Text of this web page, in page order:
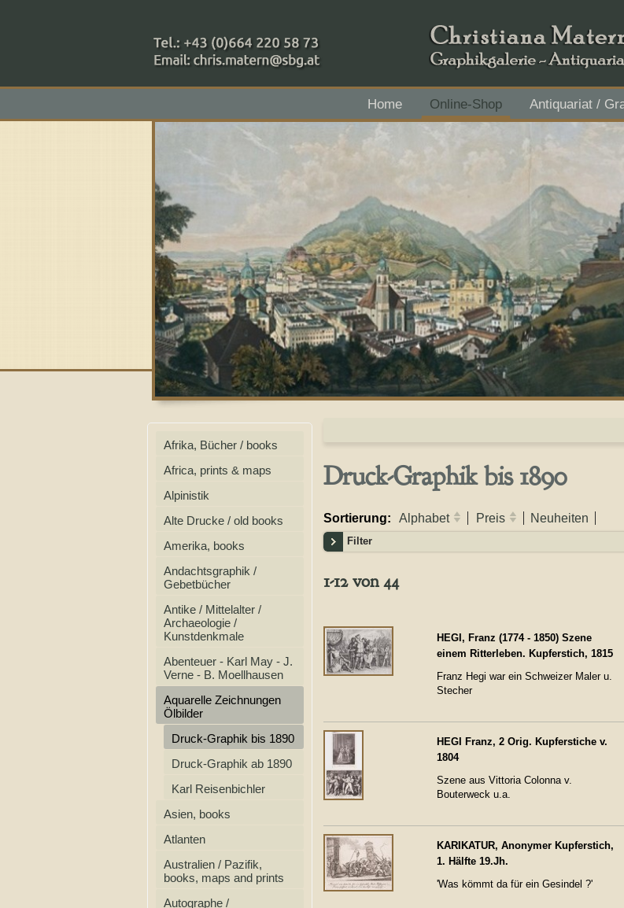
+43 (0)664 220 58 73
Home Online-Shop
Antiquariat /
Zahlungsmethoden: RAIBA - Flachgau Mitte - IBAN AT43 3501 5000 2611
Afrika, Bücher / books
Africa, prints & maps
Alpinistik
Alte Drucke / old books
Amerika, books
Andachtsgraphik /
Gebetbücher
Antike / Mittelalter /
Archaeologie /
Kunstdenkmale
Abenteuer - Karl May - J.
Verne - B. Moellhausen
Aquarelle Zeichnungen
Ölbilder
Druck-Graphik bis 1890
Druck-Graphik ab 1890
Karl Reisenbichler
Asien, books
Atlanten
Australien / Pazifik,
books, maps and prints
Autographe /
Druck-Graphik bis 1890
Sortierung: Alphabet Preis Neuheiten
Filter
1-12 von 44
HEGI, Franz (1774 - 1850) Szene
einem Ritterleben. Kupferstich, 1815
Franz Hegi war ein Schweizer Maler u.
Stecher
HEGI Franz, 2 Orig. Kupferstiche v.
1804
Szene aus Vittoria Colonna v.
Bouterweck u.a.
KARIKATUR, Anonymer Kupferstich,
1. Hälfte 19.Jh.
'Was kömmt da für ein Gesindel ?'